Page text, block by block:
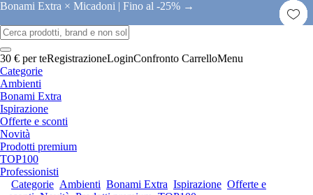
Bonami Extra × Micadoni | Fino al -25% →
30 € per teRegistrazioneLoginConfronto CarrelloMenu
Categorie
Ambienti
Bonami Extra
Ispirazione
Offerte e sconti
Novità
Prodotti premium
TOP100
Professionisti
Categorie Ambienti Bonami Extra Ispirazione Offerte e